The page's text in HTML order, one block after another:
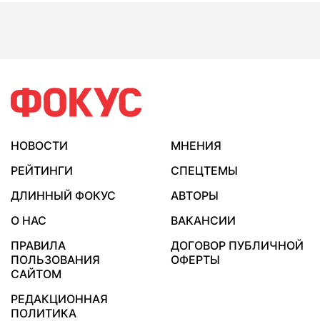
НОВОСТИ
МНЕНИЯ
РЕЙТИНГИ
СПЕЦТЕМЫ
ДЛИННЫЙ ФОКУС
АВТОРЫ
О НАС
ВАКАНСИИ
ПРАВИЛА
ПОЛЬЗОВАНИЯ
САЙТОМ
ДОГОВОР ПУБЛИЧНОЙ
ОФЕРТЫ
РЕДАКЦИОННАЯ
ПОЛИТИКА